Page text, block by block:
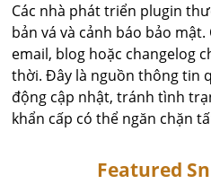
Các nhà phát triển plugin
bản vá và cảnh báo bảo
email, blog hoặc changelog
thời. Đây là nguồn thông tin
động cập nhật, tránh tình
khẩn cấp có thể ngăn chặn
Featured